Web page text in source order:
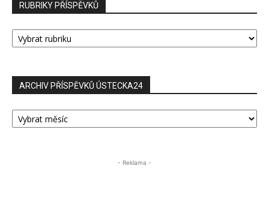
RUBRIKY PŘÍSPĚVKŮ
RUBRIKY
PŘÍSPĚVKŮ
ARCHIV PŘÍSPĚVKŮ ÚSTECKA24
ARCHIV
PŘÍSPĚVKŮ
- Reklama -